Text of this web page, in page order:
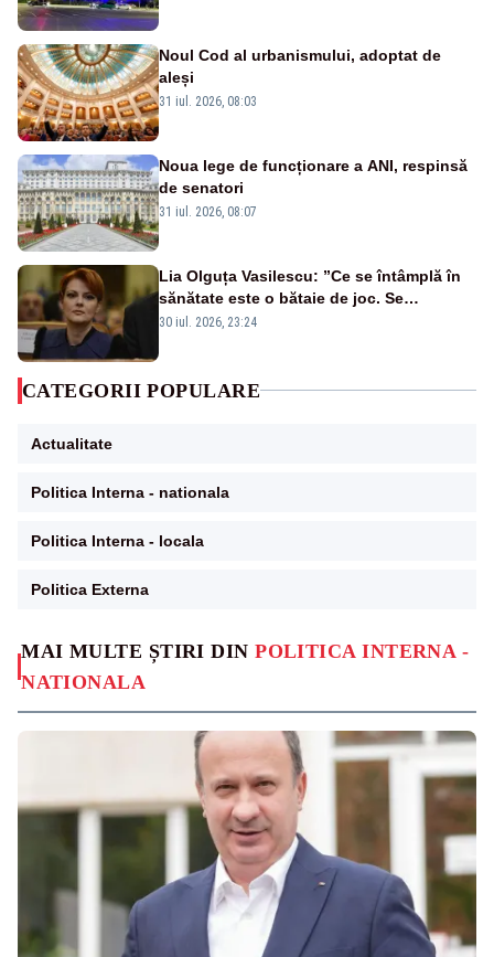
MAI MULTE ȘTIRI DINPOLITICA INTERNA -
NATIONALA
Noul Cod al urbanismului, adoptat de
aleși
31 iul. 2026, 08:03
Noua lege de funcționare a ANI, respinsă
de senatori
31 iul. 2026, 08:07
Lia Olguța Vasilescu: ”Ce se întâmplă în
sănătate este o bătaie de joc. Se
guvernează extraordinar de prost”
30 iul. 2026, 23:24
CATEGORII POPULARE
Actualitate
Politica Interna - nationala
Politica Interna - locala
Politica Externa